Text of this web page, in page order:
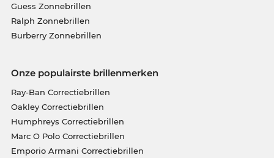
Guess Zonnebrillen
Ralph Zonnebrillen
Burberry Zonnebrillen
Onze populairste brillenmerken
Ray-Ban Correctiebrillen
Oakley Correctiebrillen
Humphreys Correctiebrillen
Marc O Polo Correctiebrillen
Emporio Armani Correctiebrillen